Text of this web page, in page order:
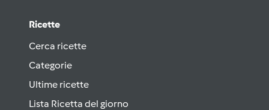
Ricette
Cerca ricette
Categorie
Ultime ricette
Lista Ricetta del giorno